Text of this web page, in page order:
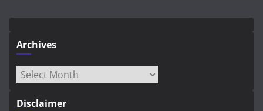
Archives
Archives
Disclaimer